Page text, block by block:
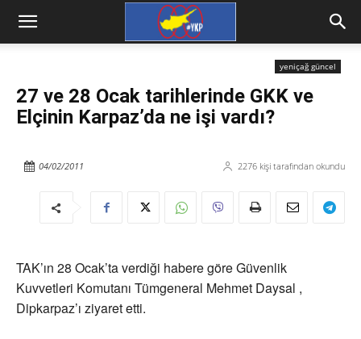
yeniçağ güncel
27 ve 28 Ocak tarihlerinde GKK ve
Elçinin Karpaz’da ne işi vardı?
2276 kişi tarafından okundu
04/02/2011
TAK’ın 28 Ocak’ta verdiği habere göre Güvenlik
Kuvvetleri Komutanı Tümgeneral Mehmet Daysal ,
Dipkarpaz’ı ziyaret etti.